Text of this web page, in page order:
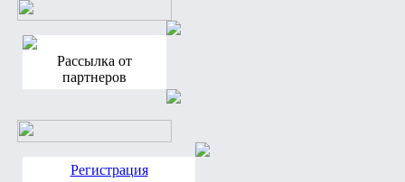
Рассылка от
партнеров
Регистрация